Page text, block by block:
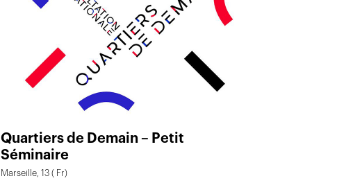
Quartiers de Demain – Petit
Séminaire
Marseille, 13 ( Fr)